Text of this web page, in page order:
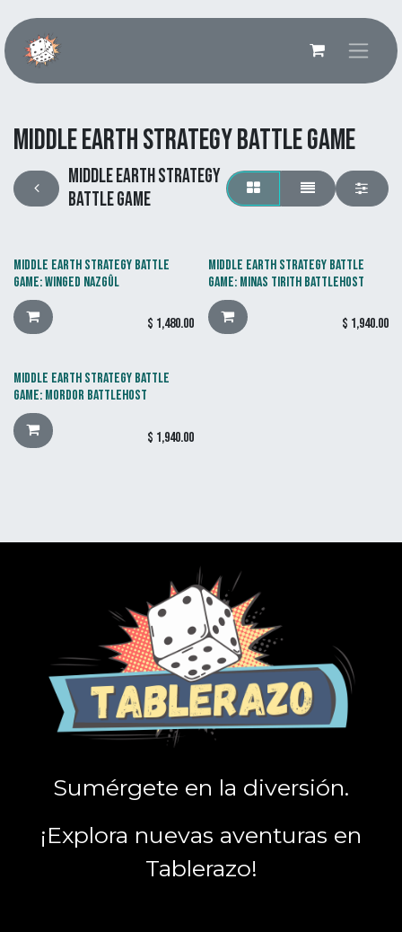
Middle Earth Strategy Battle Game
Middle Earth Strategy
Battle Game
MIDDLE EARTH STRATEGY BATTLE
GAME: WINGED NAZGÛL
$ 1,480.00
MIDDLE EARTH STRATEGY BATTLE
GAME: MINAS TIRITH BATTLEHOST
$ 1,940.00
MIDDLE EARTH STRATEGY BATTLE
GAME: MORDOR BATTLEHOST
$ 1,940.00
Sumérgete en la diversión.
¡Explora nuevas aventuras en
Tablerazo!